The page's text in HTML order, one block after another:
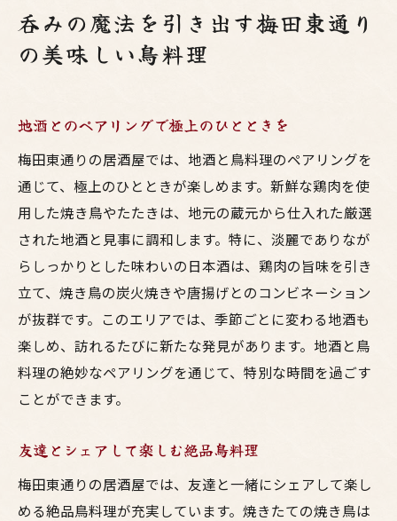
呑みの魔法を引き出す梅田東通り
の美味しい鳥料理
地酒とのペアリングで極上のひとときを
梅田東通りの居酒屋では、地酒と鳥料理のペアリングを
通じて、極上のひとときが楽しめます。新鮮な鶏肉を使
用した焼き鳥やたたきは、地元の蔵元から仕入れた厳選
された地酒と見事に調和します。特に、淡麗でありなが
らしっかりとした味わいの日本酒は、鶏肉の旨味を引き
立て、焼き鳥の炭火焼きや唐揚げとのコンビネーション
が抜群です。このエリアでは、季節ごとに変わる地酒も
楽しめ、訪れるたびに新たな発見があります。地酒と鳥
料理の絶妙なペアリングを通じて、特別な時間を過ごす
ことができます。
友達とシェアして楽しむ絶品鳥料理
梅田東通りの居酒屋では、友達と一緒にシェアして楽し
める絶品鳥料理が充実しています。焼きたての焼き鳥は